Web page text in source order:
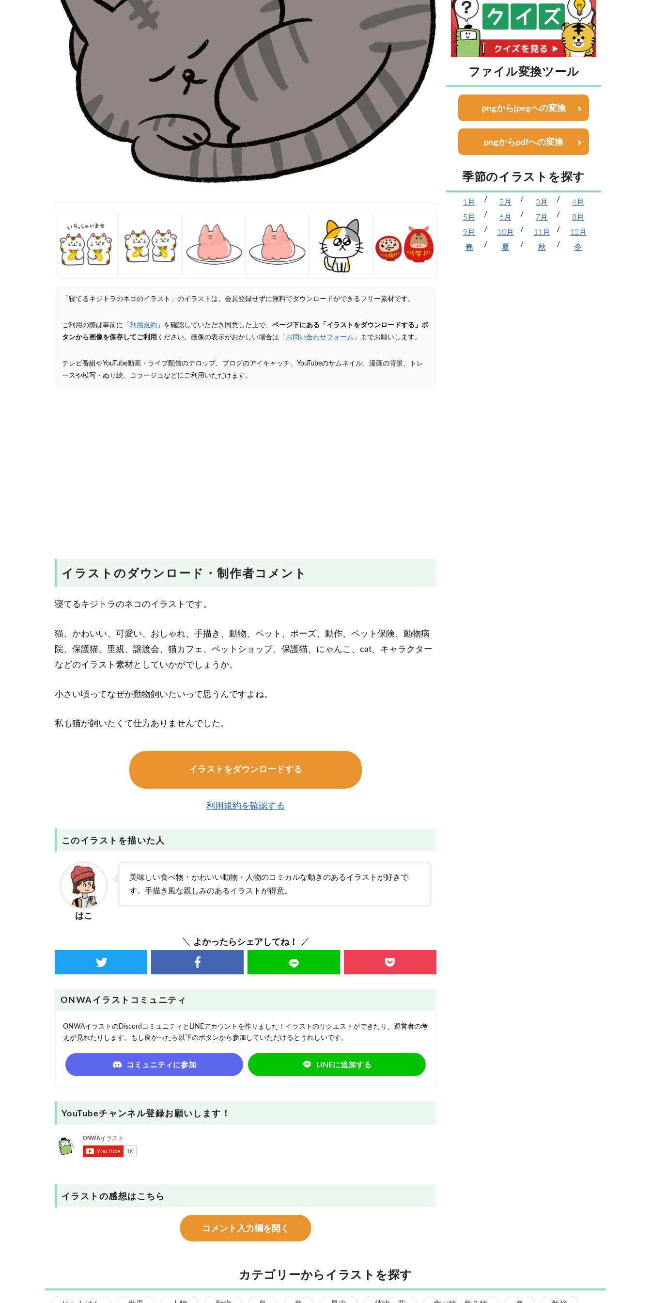
「寝てるキジトラのネコのイラスト」のイラストは、会員登録せずに無料でダウンロードができるフリー素材です。
ご利用の際は事前に「 利用規約 」を確認していただき同意した上で、 ページ下にある「イラストをダウンロードする」ボ
タンから画像を保存してご利用 ください。画像の表示がおかしい場合は「 お問い合わせフォーム 」までお願いします。
テレビ番組やYouTube動画・ライブ配信のテロップ、ブログのアイキャッチ、YouTubeのサムネイル、漫画の背景、トレ
ースや模写・ぬり絵、コラージュなどにご利用いただけます。
イラストのダウンロード・制作者コメント
寝てるキジトラのネコのイラストです。
猫、かわいい、可愛い、おしゃれ、手描き、動物、ペット、ポーズ、動作、ペット保険、動物病
院、保護猫、里親、譲渡会、猫カフェ、ペットショップ、保護猫、にゃんこ、cat、キャラクター
などのイラスト素材としていかがでしょうか。
小さい頃ってなぜか動物飼いたいって思うんですよね。
私も猫が飼いたくて仕方ありませんでした。
イラストをダウンロードする
利用規約を確認する
このイラストを描いた人
はこ
美味しい食べ物・かわいい動物・人物のコミカルな動きのあるイラストが好きで
す。手描き風な親しみのあるイラストが得意。
よかったらシェアしてね！
ONWAイラストコミュニティ
ONWAイラストのDiscordコミュニティとLINEアカウントを作りました！イラストのリクエストができたり、運営者の考
えが見れたりします。もし良かったら以下のボタンから参加していただけるとうれしいです。
コミュニティに参加 LINEに追加する
YouTubeチャンネル登録お願いします！
イラストの感想はこちら
コメント入力欄を開く
ファイル変換ツール
pngからjpegへの変換
pngからpdfへの変換
季節のイラストを探す
1月 2月 3月
4月
5月
6月 7月
8月
9月
10月 11月
12月
春
夏 秋 冬
カテゴリーからイラストを探す